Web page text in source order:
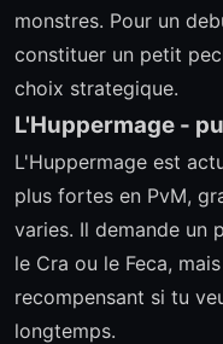
monstres. Pour un
constituer un petit
choix strategique.
L'Huppermage -
L'Huppermage est
plus fortes en PvM,
varies. Il demande un
le Cra ou le Feca,
recompensant si tu
longtemps.